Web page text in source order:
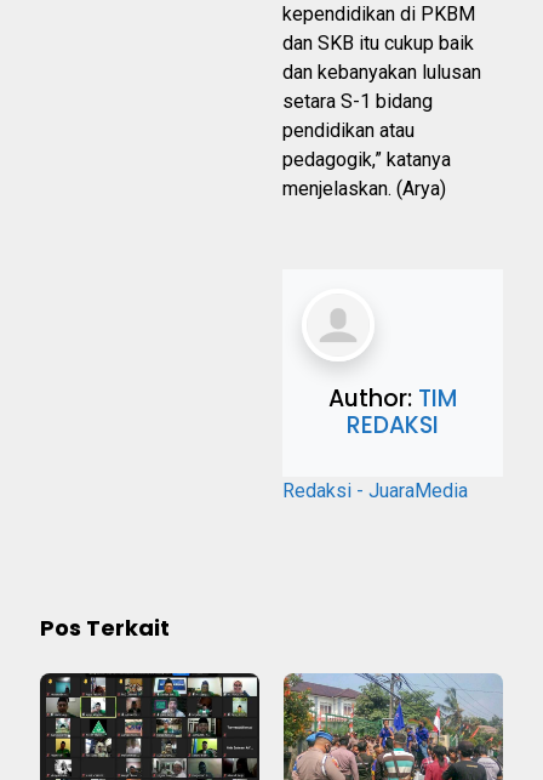
kependidikan di PKBM
dan SKB itu cukup baik
dan kebanyakan lulusan
setara S-1 bidang
pendidikan atau
pedagogik,” katanya
menjelaskan. (Arya)
Author: TIM
REDAKSI
Redaksi - JuaraMedia
Pos Terkait